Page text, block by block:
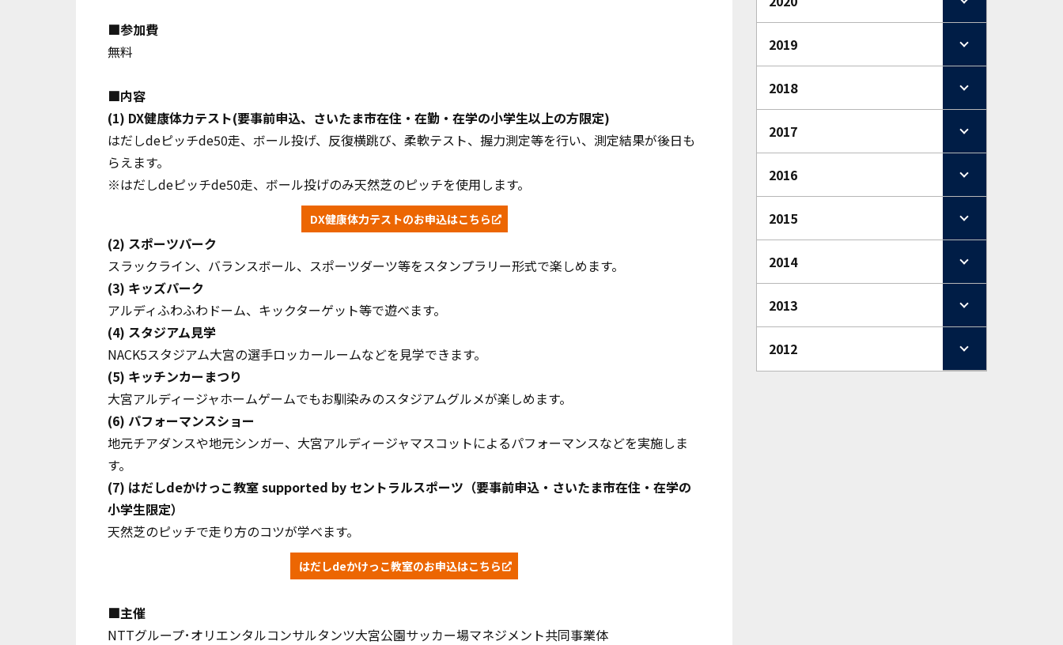
■参加費
無料
■内容
(1) DX健康体力テスト(要事前申込、さいたま市在住・在勤・在学の小学生以上の方限定)
はだしdeピッチde50走、ボール投げ、反復横跳び、柔軟テスト、握力測定等を行い、測定結果が後日も
らえます。
※はだしdeピッチde50走、ボール投げのみ天然芝のピッチを使用します。
DX健康体力テストのお申込はこちら
(2) スポーツパーク
スラックライン、バランスボール、スポーツダーツ等をスタンプラリー形式で楽しめます。
(3) キッズパーク
アルディふわふわドーム、キックターゲット等で遊べます。
(4) スタジアム見学
NACK5スタジアム大宮の選手ロッカールームなどを見学できます。
(5) キッチンカーまつり
大宮アルディージャホームゲームでもお馴染みのスタジアムグルメが楽しめます。
(6) パフォーマンスショー
地元チアダンスや地元シンガー、大宮アルディージャマスコットによるパフォーマンスなどを実施しま
す。
(7) はだしdeかけっこ教室 supported by セントラルスポーツ（要事前申込・さいたま市在住・在学の
小学生限定）
天然芝のピッチで走り方のコツが学べます。
はだしdeかけっこ教室のお申込はこちら
■主催
NTTグループ･オリエンタルコンサルタンツ大宮公園サッカー場マネジメント共同事業体
2019
2018
2017
2016
2015
2014
2013
2012